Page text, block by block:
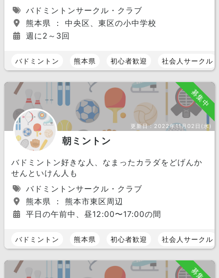
バドミントンサークル・クラブ
熊本県 ： 中央区、東区の小中学校
週に2～3回
バドミントン 熊本県 初心者歓迎 社会人サークル
募集中
更新日： 2022年11月02日(水)
朝ミントン
バドミントン好きな人、なまったカラダをどげんか
せんといけん人も
バドミントンサークル・クラブ
熊本県 ： 熊本市東区周辺
平日の午前中、昼12:00〜17:00の間
バドミントン 熊本県 初心者歓迎 社会人サークル